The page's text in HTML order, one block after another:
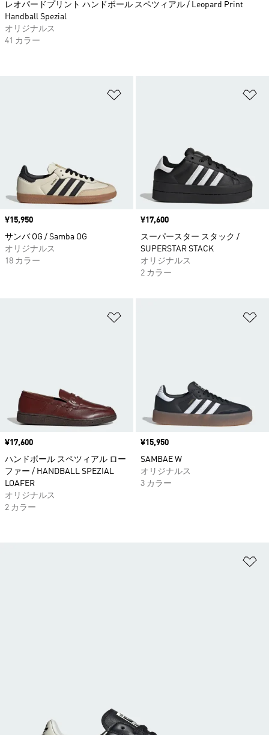
価格
¥15,950
サンバ OG / Samba OG
オリジナルス
18 カラー
価格
¥17,600
スーパースター スタック /
SUPERSTAR STACK
オリジナルス
2 カラー
価格
¥17,600
ハンドボール スペツィアル ロー
ファー / HANDBALL SPEZIAL
LOAFER
オリジナルス
2 カラー
価格
¥15,950
SAMBAE W
オリジナルス
3 カラー
レオパードプリント ハンドボール スペツィアル / Leopard Print
Handball Spezial
オリジナルス
41 カラー